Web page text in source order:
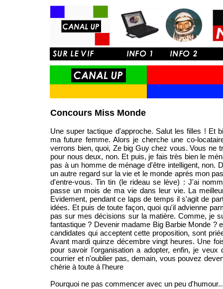
Concours Miss Monde
Une super tactique d'approche. Salut les filles ! Et
ma future femme. Alors je cherche une co-
verrons bien, quoi, Ze big Guy chez vous. Vous ne
pour nous deux, non. Et puis, je fais très bien le
pas à un homme de ménage d'être intelligent,
un autre regard sur la vie et le monde après mon
d'entre-vous. Tin tin (le rideau se lève) : J'ai
passe un mois de ma vie dans leur vie. La
Evidement, pendant ce laps de temps il s'agit de
idées. Et puis de toute façon, quoi qu'il advienne
pas sur mes décisions sur la matière. Comme, je
fantastique ? Devenir madame Big Barbie Monde ?
candidates qui acceptent cette proposition, sont
Avant mardi quinze décembre vingt heures. Une
pour savoir l'organisation a adopter, enfin, je
courrier et n'oublier pas, demain, vous pouvez
chérie à toute à l'heure
Pourquoi ne pas commencer avec un peu